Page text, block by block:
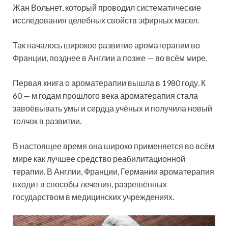
Жан Вольнет, который проводил систематические
исследования целебных свойств эфирных масел.
Так началось широкое развитие ароматерапии во
Франции, позднее в Англии а позже — во всём мире.
Первая книга о ароматерапии вышла в 1980 году. К
60 — м годам прошлого века ароматерапия стала
завоёвывать умы и сердца учёных и получила новый
толчок в развитии.
В настоящее время она широко применяется во всём
мире как лучшее средство реабилитационной
терапии. В Англии, Франции, Германии ароматерапия
входит в способы лечения, разрешённых
государством в медицинских учреждениях.